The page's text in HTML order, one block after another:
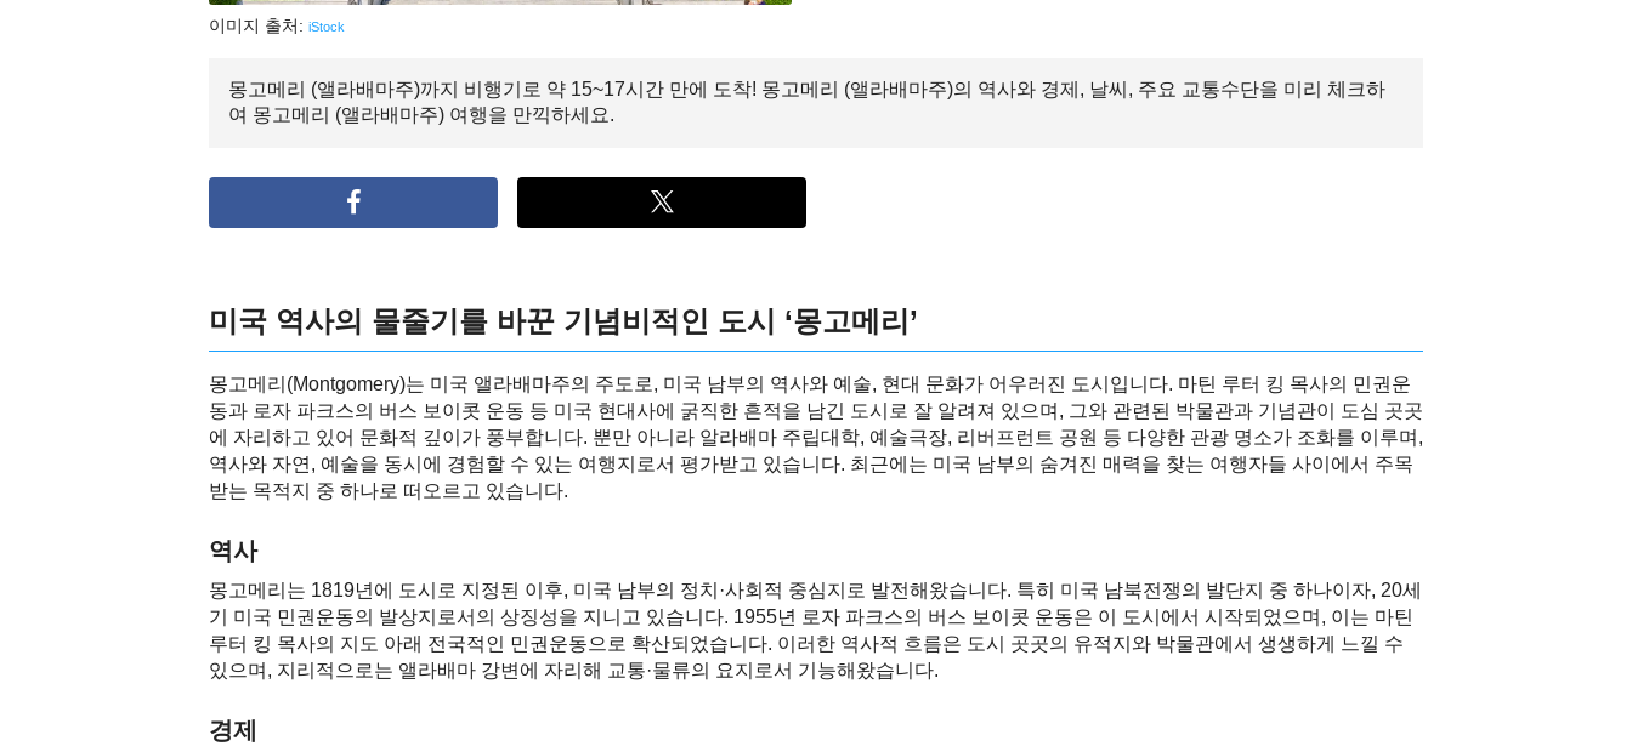
이미지 출처: iStock
몽고메리 (앨라배마주)까지 비행기로 약 15~17시간 만에 도착! 몽고메리 (앨라배마주)의 역사와 경제, 날씨, 주요 교통수단을 미리 체크하
여 몽고메리 (앨라배마주) 여행을 만끽하세요.
미국 역사의 물줄기를 바꾼 기념비적인 도시 ‘몽고메리’
몽고메리(Montgomery)는 미국 앨라배마주의 주도로, 미국 남부의 역사와 예술, 현대 문화가 어우러진 도시입니다. 마틴 루터 킹 목사의 민권운
동과 로자 파크스의 버스 보이콧 운동 등 미국 현대사에 굵직한 흔적을 남긴 도시로 잘 알려져 있으며, 그와 관련된 박물관과 기념관이 도심 곳곳
에 자리하고 있어 문화적 깊이가 풍부합니다. 뿐만 아니라 알라배마 주립대학, 예술극장, 리버프런트 공원 등 다양한 관광 명소가 조화를 이루며,
역사와 자연, 예술을 동시에 경험할 수 있는 여행지로서 평가받고 있습니다. 최근에는 미국 남부의 숨겨진 매력을 찾는 여행자들 사이에서 주목
받는 목적지 중 하나로 떠오르고 있습니다.
역사
몽고메리는 1819년에 도시로 지정된 이후, 미국 남부의 정치·사회적 중심지로 발전해왔습니다. 특히 미국 남북전쟁의 발단지 중 하나이자, 20세
기 미국 민권운동의 발상지로서의 상징성을 지니고 있습니다. 1955년 로자 파크스의 버스 보이콧 운동은 이 도시에서 시작되었으며, 이는 마틴
루터 킹 목사의 지도 아래 전국적인 민권운동으로 확산되었습니다. 이러한 역사적 흐름은 도시 곳곳의 유적지와 박물관에서 생생하게 느낄 수
있으며, 지리적으로는 앨라배마 강변에 자리해 교통·물류의 요지로서 기능해왔습니다.
경제